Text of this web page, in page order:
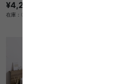
¥4,290
在庫：〇